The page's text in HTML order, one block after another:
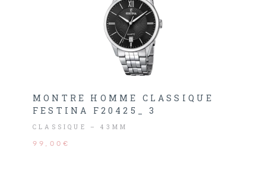
MONTRE HOMME CLASSIQUE
FESTINA F20425_ 3
CLASSIQUE – 43MM
99,00€